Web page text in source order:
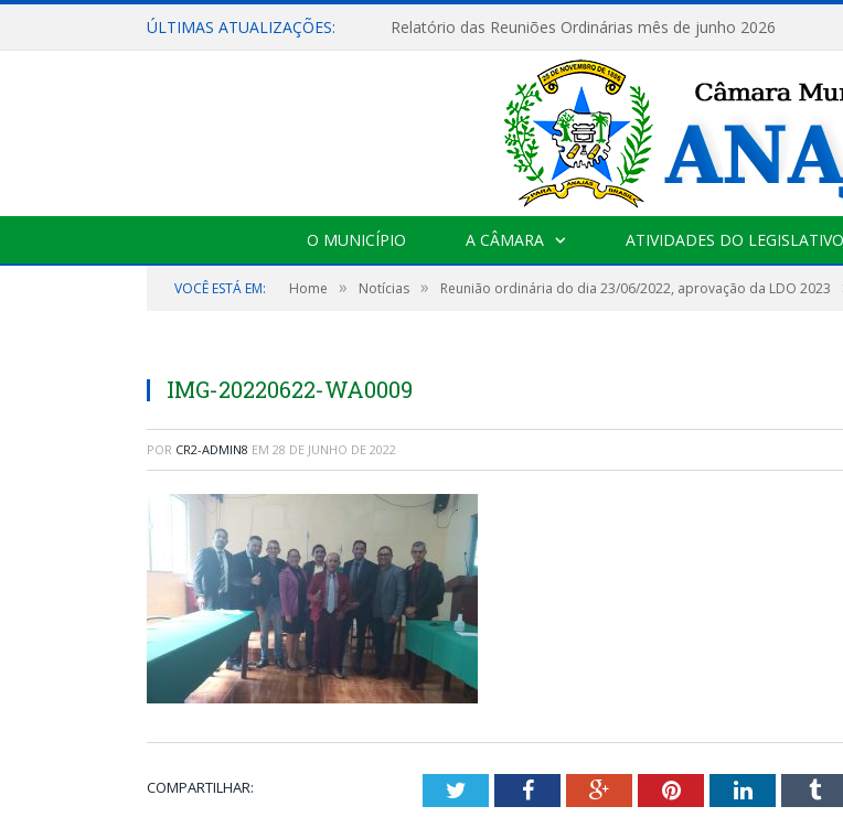
ÚLTIMAS ATUALIZAÇÕES: Relatório das Reuniões Ordinárias mês de junho 2026
O MUNICÍPIO A CÂMARA ATIVIDADES DO LEGISLATIVO
VOCÊ ESTÁ EM: Home » Notícias » Reunião ordinária do dia 23/06/2022, aprovação da LDO 2023
IMG-20220622-WA0009
POR CR2-ADMIN8 EM 28 DE JUNHO DE 2022
COMPARTILHAR: TwitterFacebookGoogle+PinterestLinkedIn